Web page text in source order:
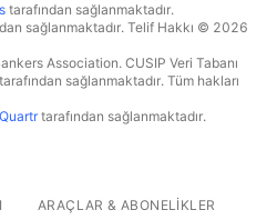
tarafından sağlanmaktadır.
sağlanmaktadır. Telif Hakkı © 2026
Association. CUSIP Veri Tabanı
sağlanmaktadır. Tüm hakları
Quartrtarafından sağlanmaktadır.
ARAÇLAR & ABONELIKLER